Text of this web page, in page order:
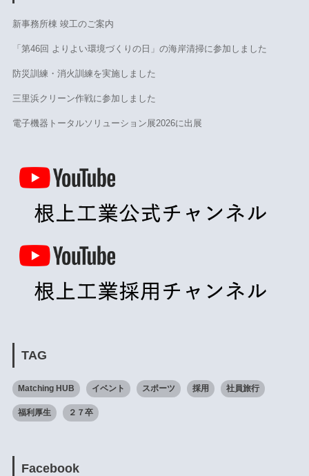
新事務所棟 竣工のご案内
「第46回 よりよい環境づくりの日」の海岸清掃に参加しました
防災訓練・消火訓練を実施しました
三里浜クリーン作戦に参加しました
電子機器トータルソリューション展2026に出展
TAG
Matching HUB イベント スポーツ 採用 社員旅行
福利厚生 ２７卒
Facebook